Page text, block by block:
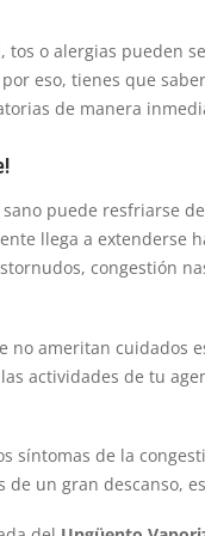
tos o alergias pueden
eso, tienes que
de manera
puede resfriarse
llega a extenderse
congestión
no ameritan cuidados
actividades de tu
síntomas de la
de un gran descanso,